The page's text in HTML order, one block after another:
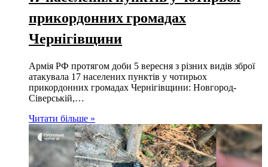
прикордонних громадах
Чернігівщини
Армія РФ протягом доби 5 вересня з різних видів зброї
атакувала 17 населених пунктів у чотирьох
прикордонних громадах Чернігівщини: Новгород-
Сіверській,…
Читати більше »